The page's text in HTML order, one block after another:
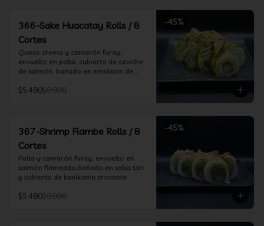
-45%
366-Sake Huacatay Rolls / 8
Cortes
Queso crema y camarón furay,
envuelto en palta, cubierto de ceviche
de salmón, bañado en emulsion de
$5.490$9.990
-45%
367-Shrimp Flambe Rolls / 8
Cortes
Palta y camarón furay, envuelto en
salmón flameado,bañado en salsa tari
y cubierto de kanikama crocante
$5.490$9.990